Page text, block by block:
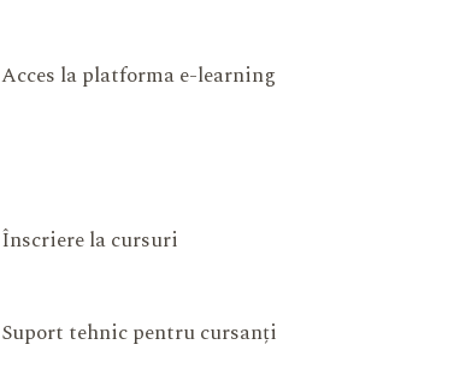
Acces la platforma e-learning
Înscriere la cursuri
Suport tehnic pentru cursanți